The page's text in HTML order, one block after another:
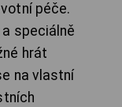
péče.
speciálně
hrát
na vlastní